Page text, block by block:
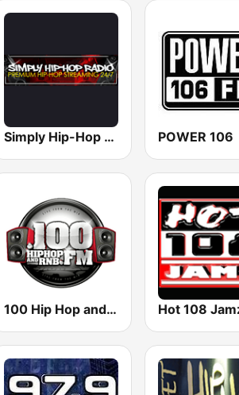
Simply Hip-Hop Radio POWER 106
100 Hip Hop and RNB FM Hot 108